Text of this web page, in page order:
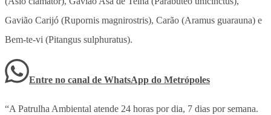
Gavião Carijó (Rupornis magnirostris), Carão (Aramus guarauna) e
Bem-te-vi (Pitangus sulphuratus).
Entre no canal de WhatsApp do Metrópoles
“A Patrulha Ambiental atende 24 horas por dia, 7 dias por semana.